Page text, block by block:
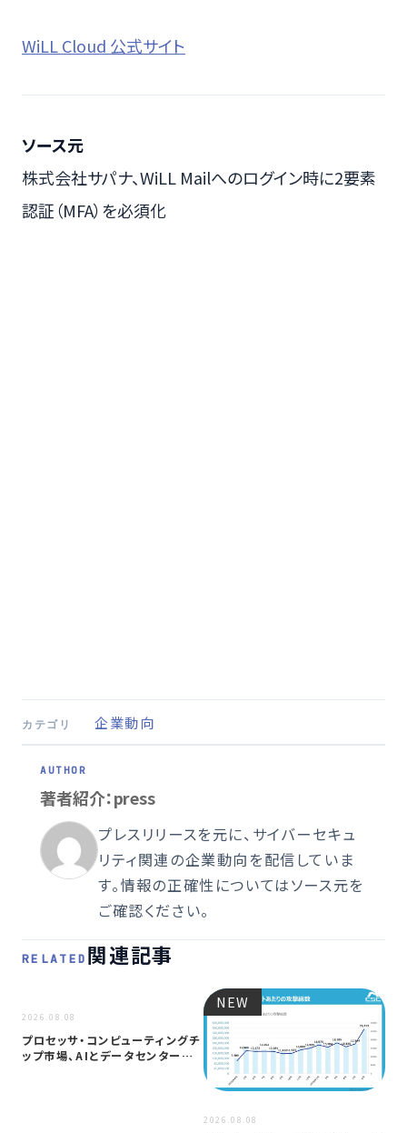
WiLL Cloud 公式サイト
ソース元
株式会社サパナ、WiLL Mailへのログイン時に2要素
認証（MFA）を必須化
カテゴリ 企業動向
著者紹介：press
プレスリリースを元に、サイバーセキュ
リティ関連の企業動向を配信していま
す。情報の正確性についてはソース元を
ご確認ください。
RELATED 関連記事
2026.08.08
プロセッサ・コンピューティングチ
ップ市場、AIとデータセンター需
NEW
2026.08.08